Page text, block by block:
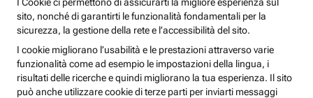
sito, nonché di garantirti le funzionalità fondamentali per la
sicurezza, la gestione della rete e l’accessibilità del sito.
I cookie migliorano l’usabilità e le prestazioni attraverso varie
funzionalità come ad esempio le impostazioni della lingua, i
risultati delle ricerche e quindi migliorano la tua esperienza. Il sito
può anche utilizzare cookie di terze parti per inviarti messaggi